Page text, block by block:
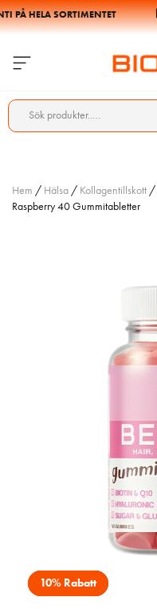
HELA SORTIMENTET
Hem / Hälsa / Kollagentillskott /
Raspberry 40 Gummitabletter
10% Rabatt